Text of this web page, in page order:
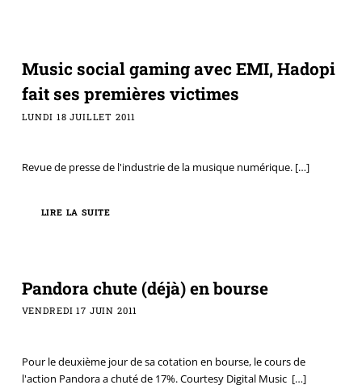
Music social gaming avec EMI, Hadopi
fait ses premières victimes
LUNDI 18 JUILLET 2011
Revue de presse de l'industrie de la musique numérique.[…]
LIRE LA SUITE
Pandora chute (déjà) en bourse
VENDREDI 17 JUIN 2011
Pour le deuxième jour de sa cotation en bourse, le cours de
l'action Pandora a chuté de 17%. Courtesy Digital Music […]